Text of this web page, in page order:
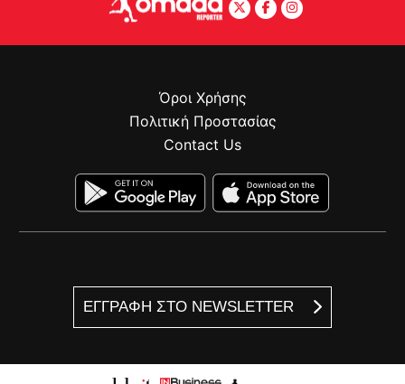
ΕΓΓΡΑΦΗ ΣΤΟ NEWSLETTER
Όροι Χρήσης
Πολιτική Προστασίας
Contact Us